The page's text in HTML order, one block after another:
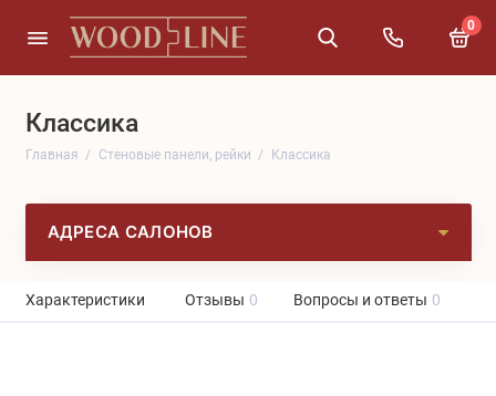
0
Классика
Главная Cтеновые панели, рейки Классика
АДРЕСА САЛОНОВ
Характеристики Отзывы 0 Вопросы и ответы 0